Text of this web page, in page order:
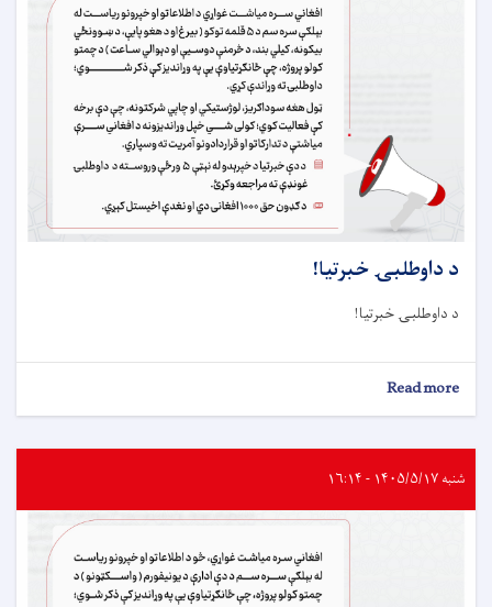
د داوطلبۍ خبرتيا!
د داوطلبۍ خبرتيا!
Read more
د
خبرتيا!
شنبه ۱۴۰۵/۵/۱۷ - ۱۶:۱۴